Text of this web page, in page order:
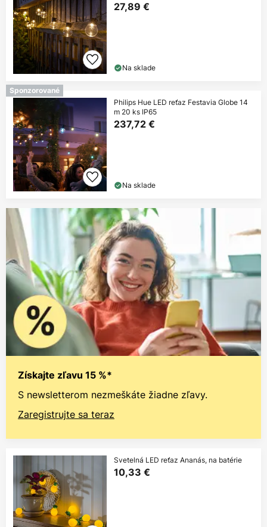
27,89 €
Na sklade
Sponzorované
Philips Hue LED reťaz Festavia Globe 14
m 20 ks IP65
237,72 €
Na sklade
Získajte zľavu 15 %*
S newsletterom nezmeškáte žiadne zľavy.
Zaregistrujte sa teraz
Svetelná LED reťaz Ananás, na batérie
10,33 €